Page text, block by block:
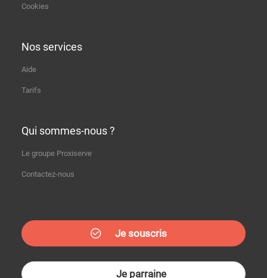
Cookies
Nos services
Aide
Tarifs
Qui sommes-nous ?
Le groupe Proxiserve
Contactez-nous
Je souscris
Je parraine